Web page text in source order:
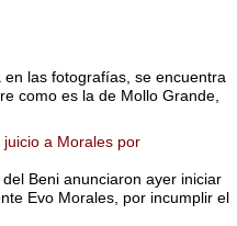
las fotografías, se encuentra
como es la de Mollo Grande,
a Morales por
Beni anunciaron ayer iniciar
Evo Morales, por incumplir el